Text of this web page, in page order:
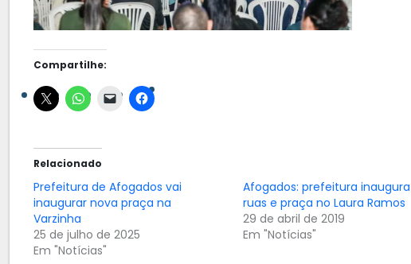
Compartilhe:
Relacionado
Prefeitura de Afogados vai
inaugurar nova praça na
Varzinha
25 de julho de 2025
Em "Notícias"
Afogados: prefeitura inaugura
ruas e praça no Laura Ramos
29 de abril de 2019
Em "Notícias"